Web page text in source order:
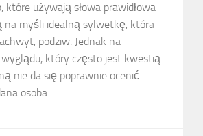
które używają słowa prawidłowa
na myśli idealną sylwetkę, która
podziw. Jednak na
który często jest kwestią
nie da się poprawnie ocenić
osoba...